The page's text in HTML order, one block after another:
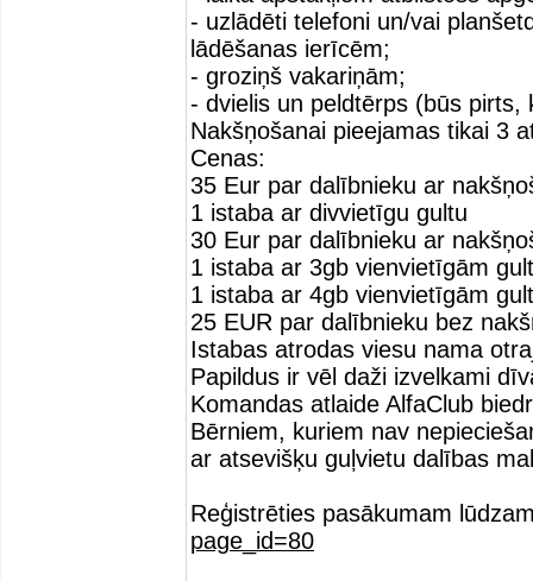
- uzlādēti telefoni un/vai
lādēšanas ierīcēm;
- groziņš vakariņām;
- dvielis un peldtērps (būs pirts,
Nakšņošanai pieejamas tikai 3
Cenas:
35 Eur par dalībnieku ar
1 istaba ar divvietīgu gultu
30 Eur par dalībnieku ar
1 istaba ar 3gb vienvietīgām
1 istaba ar 4gb vienvietīgām
25 EUR par dalībnieku bez
Istabas atrodas viesu nama
Papildus ir vēl daži izvelkami
Komandas atlaide AlfaClub
Bērniem, kuriem nav
ar atsevišķu guļvietu dalības
Reģistrēties pasākumam
page_id=80